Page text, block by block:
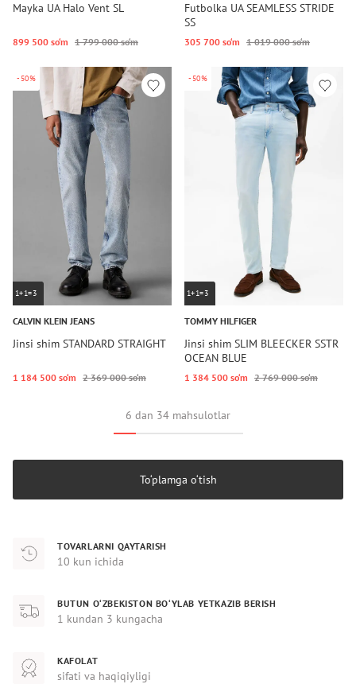
Mayka UA Halo Vent SL
899 500 so‘m 1 799 000 so‘m
Futbolka UA SEAMLESS STRIDE
SS
305 700 so‘m 1 019 000 so‘m
-50%
1+1=3
CALVIN KLEIN JEANS
Jinsi shim STANDARD STRAIGHT
1 184 500 so‘m 2 369 000 so‘m
-50%
1+1=3
TOMMY HILFIGER
Jinsi shim SLIM BLEECKER SSTR
OCEAN BLUE
1 384 500 so‘m 2 769 000 so‘m
6 dan 34 mahsulotlar
To‘plamga o‘tish
TOVARLARNI QAYTARISH
10 kun ichida
BUTUN O‘ZBEKISTON BO‘YLAB YETKAZIB BERISH
1 kundan 3 kungacha
KAFOLAT
sifati va haqiqiyligi